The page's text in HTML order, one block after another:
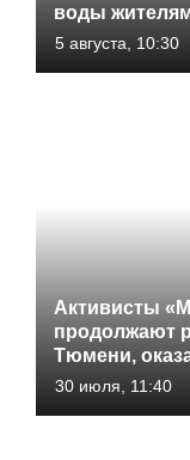
воды
5 августа, 10:30
Активисты
продолжают
Тюмени,
30 июля, 11:40